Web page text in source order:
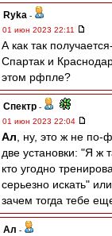
Ryka -
01 июн 2023 22:11
А как так
Спартак и
этом рфпле?
Спектр -
01 июн 2023 22:04
Ал , ну, это ж не
две установки: "Я ж
кто угодно
серьезно искать"
зачем тогда тебе
Ал -